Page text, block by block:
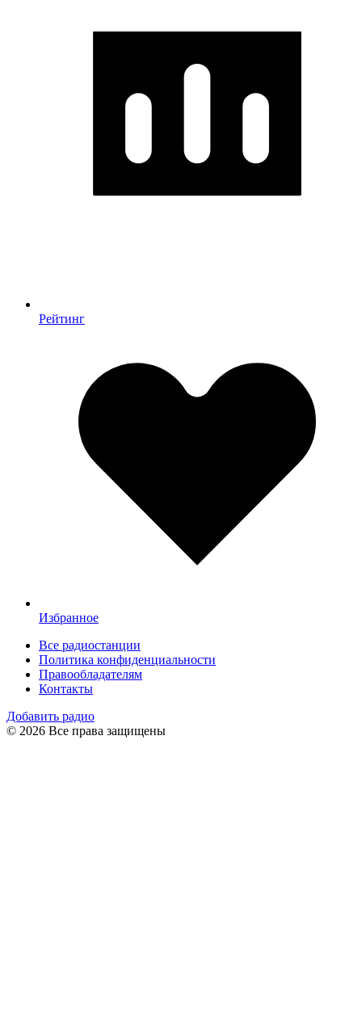
Рейтинг
Избранное
Все радиостанции
Политика конфиденциальности
Правообладателям
Контакты
Добавить радио
© 2026 Все права защищены